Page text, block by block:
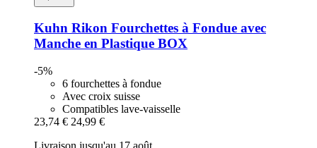
Kuhn Rikon Fourchettes à Fondue avec
Manche en Plastique BOX
-5%
6 fourchettes à fondue
Avec croix suisse
Compatibles lave-vaisselle
23,74 € 24,99 €
Livraison jusqu'au 17 août